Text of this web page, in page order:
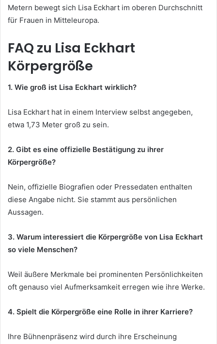
Metern bewegt sich Lisa Eckhart im oberen Durchschnitt
für Frauen in Mitteleuropa.
FAQ zu Lisa Eckhart
Körpergröße
1. Wie groß ist Lisa Eckhart wirklich?
Lisa Eckhart hat in einem Interview selbst angegeben,
etwa 1,73 Meter groß zu sein.
2. Gibt es eine offizielle Bestätigung zu ihrer
Körpergröße?
Nein, offizielle Biografien oder Pressedaten enthalten
diese Angabe nicht. Sie stammt aus persönlichen
Aussagen.
3. Warum interessiert die Körpergröße von Lisa Eckhart
so viele Menschen?
Weil äußere Merkmale bei prominenten Persönlichkeiten
oft genauso viel Aufmerksamkeit erregen wie ihre Werke.
4. Spielt die Körpergröße eine Rolle in ihrer Karriere?
Ihre Bühnenpräsenz wird durch ihre Erscheinung